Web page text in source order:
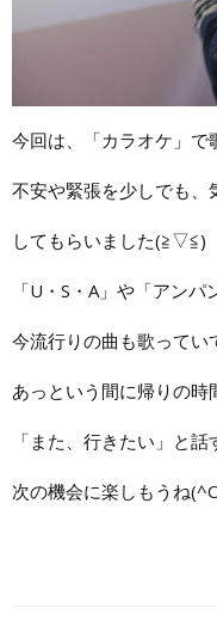
今回は、「カラオケ」
不安や緊張を少しでも、
してもらいました(≧▽≦)
「U・S・A」や「アンパ
今流行りの曲も歌ってい
あっという間に帰りの時
「また、行きたい」と話
次の機会に楽しもうね